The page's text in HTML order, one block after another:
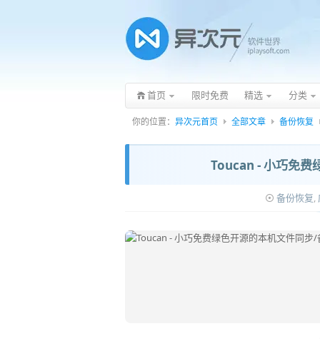
首页 限时免费 精选 分类
你的位置： 异次元首页 全部文章 备份恢复
Toucan - 小巧免费
备份恢复,